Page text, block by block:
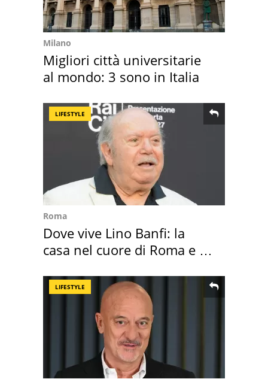
Milano
Migliori città universitarie
al mondo: 3 sono in Italia
LIFESTYLE
Roma
Dove vive Lino Banfi: la
casa nel cuore di Roma e i
LIFESTYLE